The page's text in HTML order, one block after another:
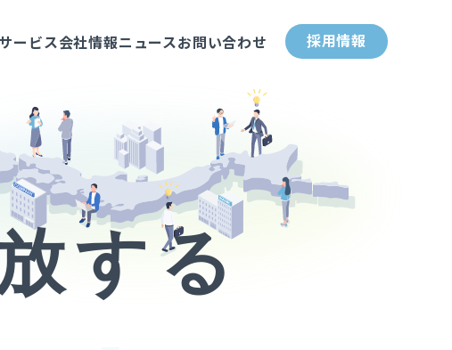
サービス会社情報ニュースお問い合わせ 採用情報
する